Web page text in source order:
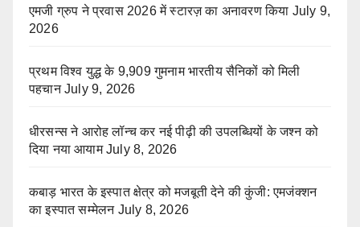
एमजी ग्रुप ने प्रवास 2026 में स्टारज़ का अनावरण किया July 9,
2026
प्रथम विश्व युद्ध के 9,909 गुमनाम भारतीय सैनिकों को मिली
पहचान July 9, 2026
धीरसन्स ने आरोह लॉन्च कर नई पीढ़ी की उपलब्धियों के जश्न को
दिया नया आयाम July 8, 2026
कबाड़ भारत के इस्पात क्षेत्र को मजबूती देने की कुंजी: एमजंक्शन
का इस्पात सम्मेलन July 8, 2026